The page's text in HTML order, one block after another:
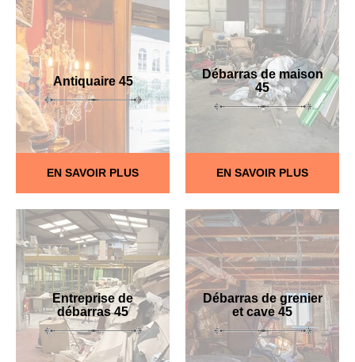
Antiquaire 45
EN SAVOIR PLUS
Débarras de maison
45
EN SAVOIR PLUS
Entreprise de
débarras 45
Débarras de grenier
et cave 45